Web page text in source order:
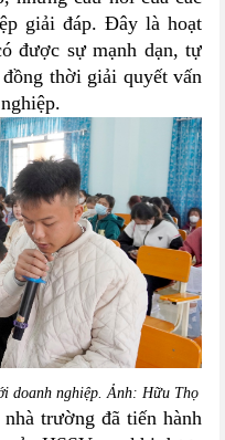
giải đáp. Đây là hoạt
được sự mạnh dạn, tự
thời giải quyết vấn
doanh nghiệp. Ảnh: Hữu Thọ
trường đã tiến hành